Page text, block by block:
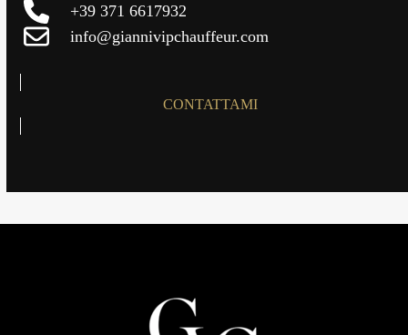
+39 371 6617932
info@giannivipchauffeur.com
CONTATTAMI